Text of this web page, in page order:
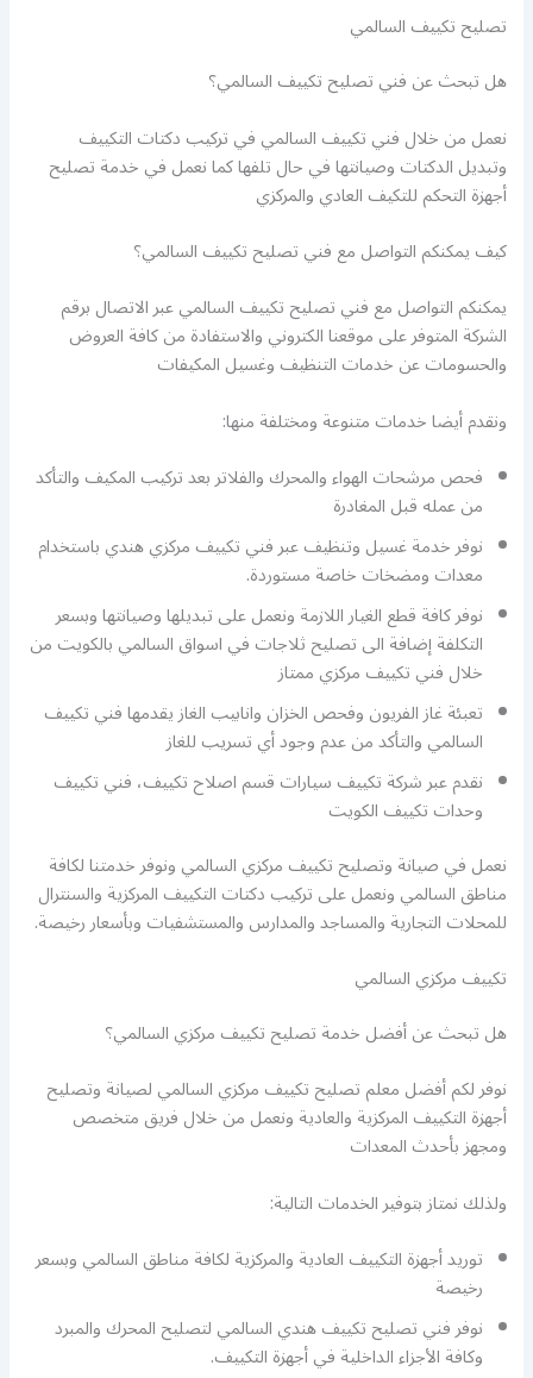
تصليح تكييف السالمي
هل تبحث عن فني تصليح تكييف السالمي؟
نعمل من خلال فني تكييف السالمي في تركيب دكتات التكييف
وتبديل الدكتات وصيانتها في حال تلفها كما نعمل في خدمة تصليح
أجهزة التحكم للتكيف العادي والمركزي
كيف يمكنكم التواصل مع فني تصليح تكييف السالمي؟
يمكنكم التواصل مع فني تصليح تكييف السالمي عبر الاتصال برقم
الشركة المتوفر على موقعنا الكتروني والاستفادة من كافة العروض
والحسومات عن خدمات التنظيف وغسيل المكيفات
ونقدم أيضا خدمات متنوعة ومختلفة منها:
فحص مرشحات الهواء والمحرك والفلاتر بعد تركيب المكيف والتأكد
من عمله قبل المغادرة
نوفر خدمة غسيل وتنظيف عبر فني تكييف مركزي هندي باستخدام
معدات ومضخات خاصة مستوردة.
نوفر كافة قطع الغيار اللازمة ونعمل على تبديلها وصيانتها وبسعر
التكلفة إضافة الى تصليح ثلاجات في اسواق السالمي بالكويت من
خلال فني تكييف مركزي ممتاز
تعبئة غاز الفريون وفحص الخزان وانابيب الغاز يقدمها فني تكييف
السالمي والتأكد من عدم وجود أي تسريب للغاز
نقدم عبر شركة تكييف سيارات قسم اصلاح تكييف، فني تكييف
وحدات تكييف الكويت
نعمل في صيانة وتصليح تكييف مركزي السالمي ونوفر خدمتنا لكافة
مناطق السالمي ونعمل على تركيب دكتات التكييف المركزية والسنترال
للمحلات التجارية والمساجد والمدارس والمستشفيات وبأسعار رخيصة.
تكييف مركزي السالمي
هل تبحث عن أفضل خدمة تصليح تكييف مركزي السالمي؟
نوفر لكم أفضل معلم تصليح تكييف مركزي السالمي لصيانة وتصليح
أجهزة التكييف المركزية والعادية ونعمل من خلال فريق متخصص
ومجهز بأحدث المعدات
ولذلك نمتاز بتوفير الخدمات التالية:
توريد أجهزة التكييف العادية والمركزية لكافة مناطق السالمي وبسعر
رخيصة
نوفر فني تصليح تكييف هندي السالمي لتصليح المحرك والمبرد
وكافة الأجزاء الداخلية في أجهزة التكييف.